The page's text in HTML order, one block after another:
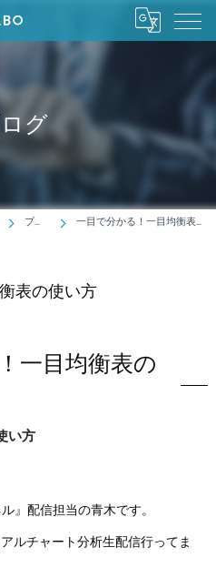
グ
ブログ 一目で分かる！一目均衡表の使い方
表の使い方
い方
一目均衡表の
』配信担当の青木です。
ルチャート分析生配信行ってま